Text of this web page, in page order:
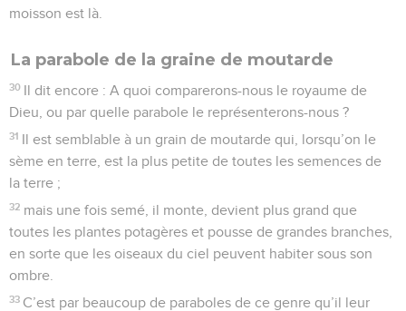
moisson est là.
La parabole de la graine de moutarde
30 Il dit encore : A quoi comparerons-nous le royaume de
Dieu, ou par quelle parabole le représenterons-nous ?
31 Il est semblable à un grain de moutarde qui, lorsqu’on le
sème en terre, est la plus petite de toutes les semences de
la terre ;
32 mais une fois semé, il monte, devient plus grand que
toutes les plantes potagères et pousse de grandes branches,
en sorte que les oiseaux du ciel peuvent habiter sous son
ombre.
33 C’est par beaucoup de paraboles de ce genre qu’il leur